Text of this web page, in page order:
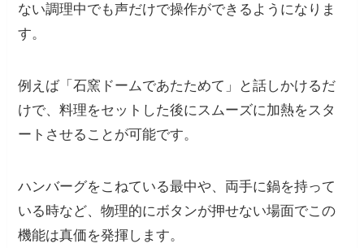
ない調理中でも声だけで操作ができるようになりま
す。
例えば「石窯ドームであたためて」と話しかけるだ
けで、料理をセットした後にスムーズに加熱をスタ
ートさせることが可能です。
ハンバーグをこねている最中や、両手に鍋を持って
いる時など、物理的にボタンが押せない場面でこの
機能は真価を発揮します。